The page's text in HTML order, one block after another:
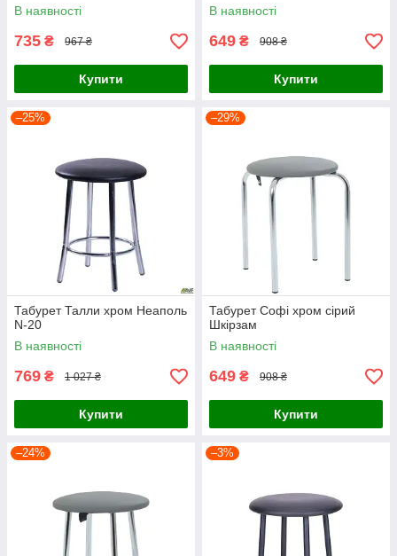
В наявності
735 ₴ 967 ₴
Купити
В наявності
649 ₴ 908 ₴
Купити
–25%
Табурет Талли хром Неаполь
N-20
В наявності
769 ₴ 1 027 ₴
Купити
–29%
Табурет Софі хром сірий
Шкірзам
В наявності
649 ₴ 908 ₴
Купити
–24% –3%